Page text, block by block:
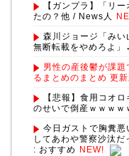
【ガンプラ】「リ
たの？他 / News人
森川ジョージ「み
無断転載をやめろよ
男性の産後鬱が課
るまとめのまとめ 更
【悲報】食用コオ
のせいで倒産ｗｗｗ
今日ガストで胸糞
してあわや警察沙汰
: おすすめ
NEW!